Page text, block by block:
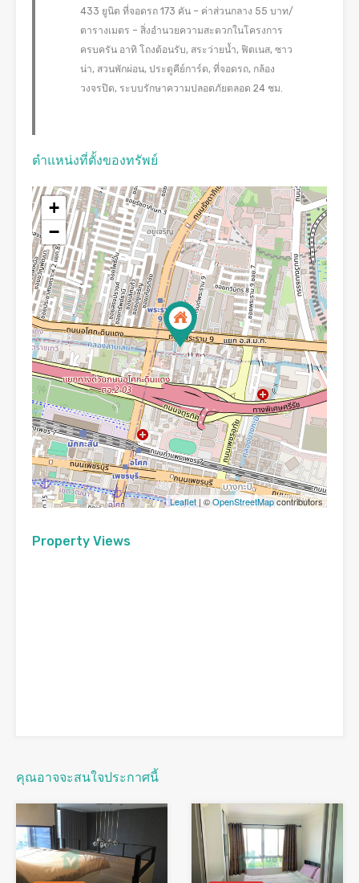
433 ยูนิต ที่จอดรถ 173 คัน – ค่าส่วนกลาง 55 บาท/
ตารางเมตร – สิ่งอำนวยความสะดวกในโครงการ
ครบครัน อาทิ โถงต้อนรับ, สระว่ายน้ำ, ฟิตเนส, ซาว
น่า, สวนพักผ่อน, ประตูคีย์การ์ด, ที่จอดรถ, กล้อง
วงจรปิด, ระบบรักษาความปลอดภัยตลอด 24 ชม.
ตำแหน่งที่ตั้งของทรัพย์
+
−
Leaflet | ©OpenStreetMapcontributors
Property Views
คุณอาจจะสนใจประกาศนี้